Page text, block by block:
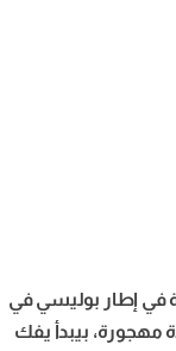
في إطار بوليسي في
مهجورة، بيبدأ يفك